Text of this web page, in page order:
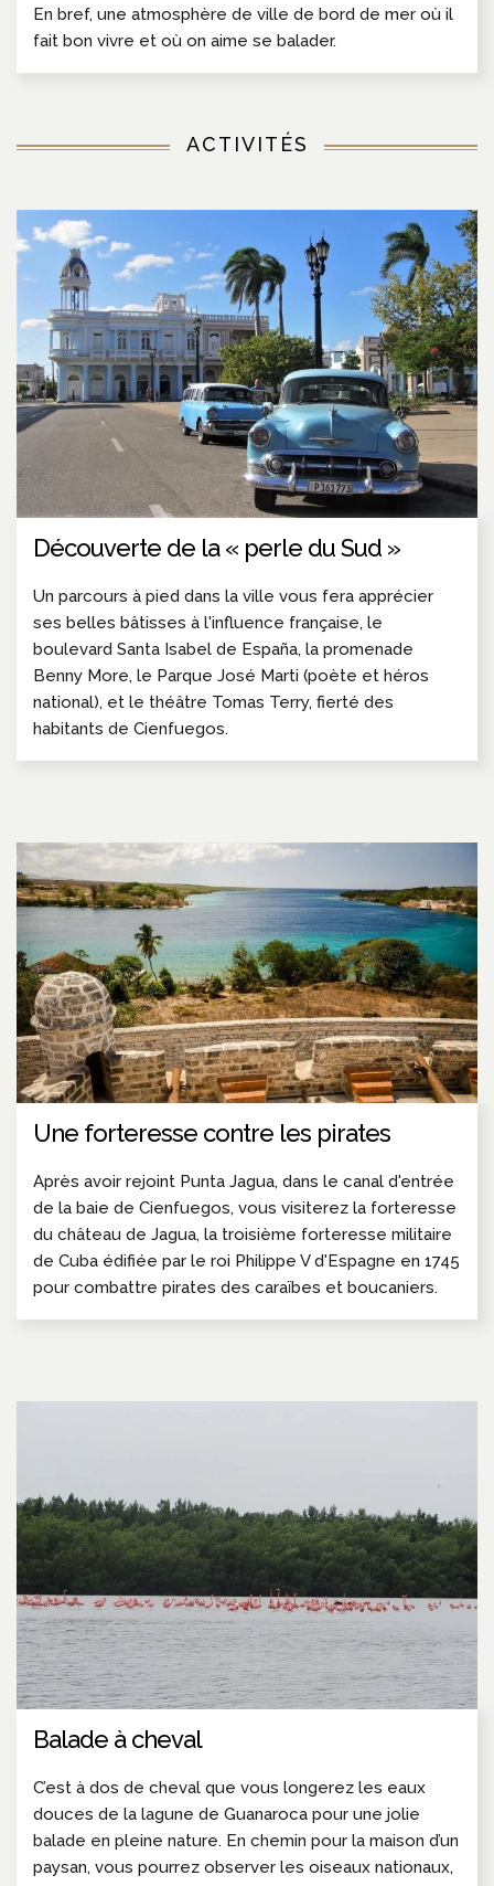
En bref, une atmosphère de ville de bord de mer où il
fait bon vivre et où on aime se balader.
ACTIVITÉS
Découverte de la « perle du Sud »
Un parcours à pied dans la ville vous fera apprécier
ses belles bâtisses à l'influence française, le
boulevard Santa Isabel de España, la promenade
Benny More, le Parque José Marti (poète et héros
national), et le théâtre Tomas Terry, fierté des
habitants de Cienfuegos.
Une forteresse contre les pirates
Après avoir rejoint Punta Jagua, dans le canal d'entrée
de la baie de Cienfuegos, vous visiterez la forteresse
du château de Jagua, la troisième forteresse militaire
de Cuba édifiée par le roi Philippe V d'Espagne en 1745
pour combattre pirates des caraïbes et boucaniers.
Balade à cheval
C’est à dos de cheval que vous longerez les eaux
douces de la lagune de Guanaroca pour une jolie
balade en pleine nature. En chemin pour la maison d’un
paysan, vous pourrez observer les oiseaux nationaux,